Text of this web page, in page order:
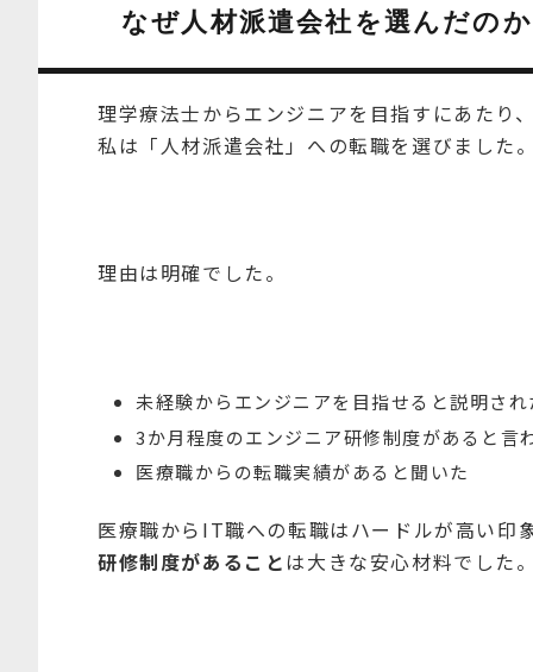
なぜ人材派遣会社を選んだのか
理学療法士からエンジニアを目指すにあたり
私は「人材派遣会社」への転職を選びました
理由は明確でした。
未経験からエンジニアを目指せると説明され
3か月程度のエンジニア研修制度があると言
医療職からの転職実績があると聞いた
医療職からIT職への転職はハードルが高い印
研修制度があることは大きな安心材料でした